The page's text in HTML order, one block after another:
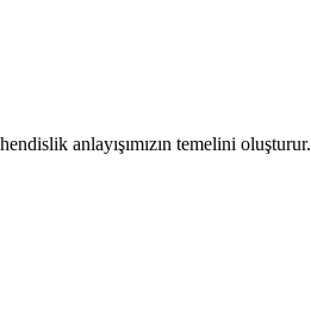
anlayışımızın temelini oluşturur.